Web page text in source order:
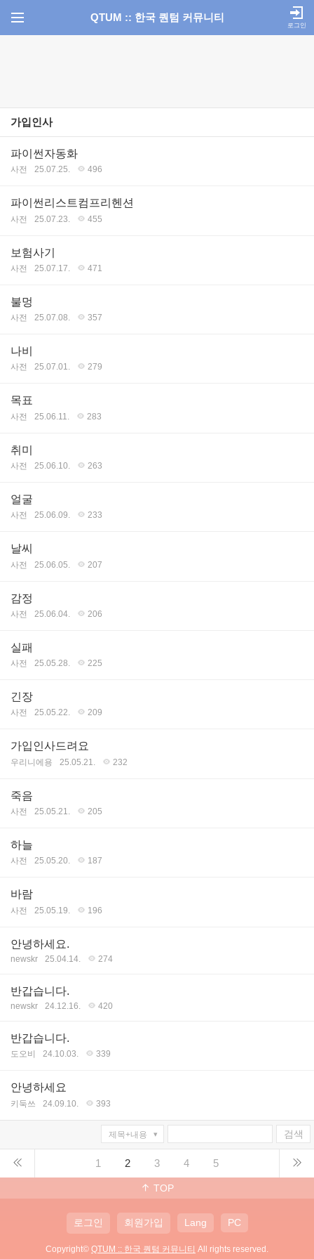
QTUM :: 한국 퀀텀 커뮤니티
로그인
가입인사
파이썬자동화
사전 25.07.25. 496
파이썬리스트컴프리헨션
사전 25.07.23. 455
보험사기
사전 25.07.17. 471
불멍
사전 25.07.08. 357
나비
사전 25.07.01. 279
목표
사전 25.06.11. 283
취미
사전 25.06.10. 263
얼굴
사전 25.06.09. 233
날씨
사전 25.06.05. 207
감정
사전 25.06.04. 206
실패
사전 25.05.28. 225
긴장
사전 25.05.22. 209
가입인사드려요
우리니에용 25.05.21. 232
죽음
사전 25.05.21. 205
하늘
사전 25.05.20. 187
바람
사전 25.05.19. 196
안녕하세요.
newskr 25.04.14. 274
반갑습니다.
newskr 24.12.16. 420
반갑습니다.
도오비 24.10.03. 339
안녕하세요
키둑쓰 24.09.10. 393
검색
1 2 3 4 5
TOP
로그인 회원가입 Lang PC
Copyright© QTUM :: 한국 퀀텀 커뮤니티 All rights reserved.